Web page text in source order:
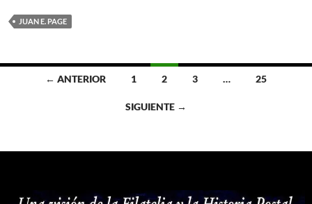
JUAN E. PAGE
entradas
← ANTERIOR 1 2 3 … 25
SIGUIENTE →